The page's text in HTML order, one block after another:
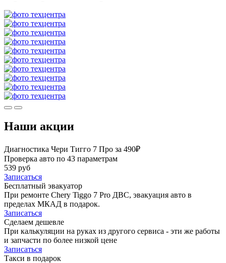
Наши акции
Диагностика Чери Тигго 7 Про за 490₽
Проверка авто по 43 параметрам
539 руб
Записаться
Бесплатный эвакуатор
При ремонте Chery Tiggo 7 Pro ДВС, эвакуация авто в
пределах МКАД в подарок.
Записаться
Сделаем дешевле
При калькуляции на руках из другого сервиса - эти же работы
и запчасти по более низкой цене
Записаться
Такси в подарок